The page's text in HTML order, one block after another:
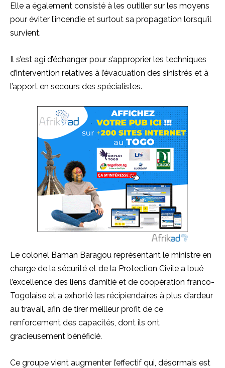
Elle a également consisté à les outiller sur les moyens
pour éviter l’incendie et surtout sa propagation lorsqu’il
survient.
Il s’est agi d’échanger pour s’approprier les techniques
d’intervention relatives à l’évacuation des sinistrés et à
l’apport en secours des spécialistes.
Le colonel Baman Baragou représentant le ministre en
charge de la sécurité et de la Protection Civile a loué
l’excellence des liens d’amitié et de coopération franco-
Togolaise et a exhorté les récipiendaires à plus d’ardeur
au travail, afin de tirer meilleur profit de ce
renforcement des capacités, dont ils ont
gracieusement bénéficié.
Ce groupe vient augmenter l’effectif qui, désormais est